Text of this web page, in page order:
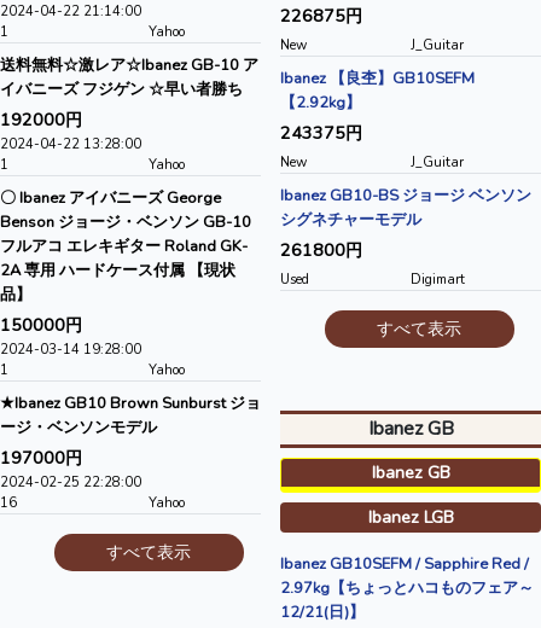
2024-04-22 21:14:00
1
Yahoo
送料無料☆激レア☆Ibanez GB-10 ア
イバニーズ フジゲン ☆早い者勝ち
192000円
2024-04-22 13:28:00
1
Yahoo
〇 Ibanez アイバニーズ George
Benson ジョージ・ベンソン GB-10
フルアコ エレキギター Roland GK-
2A 専用 ハードケース付属 【現状
品】
150000円
2024-03-14 19:28:00
1
Yahoo
★Ibanez GB10 Brown Sunburst ジョ
ージ・ベンソンモデル
197000円
2024-02-25 22:28:00
16
Yahoo
すべて表示
226875円
New J_Guitar
Ibanez 【良杢】GB10SEFM
【2.92kg】
243375円
New J_Guitar
Ibanez GB10-BS ジョージ ベンソン
シグネチャーモデル
261800円
Used Digimart
すべて表示
Ibanez GB
Ibanez GB
Ibanez LGB
Ibanez GB10SEFM / Sapphire Red /
2.97kg【ちょっとハコものフェア～
12/21(日)】